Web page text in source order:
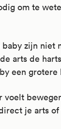
om te
zijn niet
arts de
een
voelt
je arts